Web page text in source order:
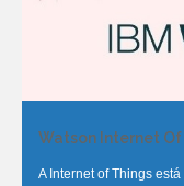
Watson Internet
A Internet of Things